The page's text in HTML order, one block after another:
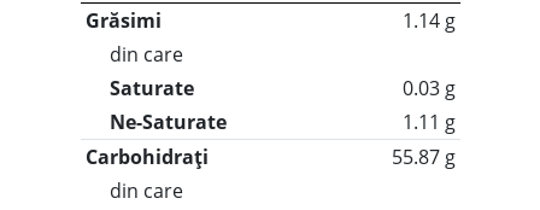
Grăsimi
1.14 g
din care
Saturate
0.03 g
Ne-Saturate
1.11 g
Carbohidrați
55.87 g
din care